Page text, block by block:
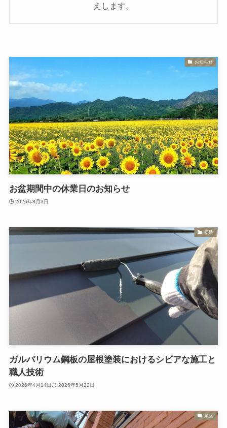
えします。
お知らせ
お盆期間中の休業日のお知らせ
2026年8月3日
塗装
ガルバリウム鋼板の屋根塗装におけるシビアな施工と
職人技術
2026年4月14日 2026年5月22日
泉区